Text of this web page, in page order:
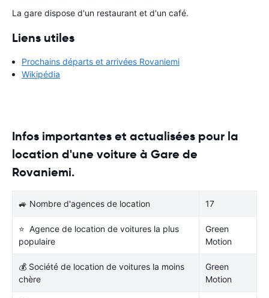
La gare dispose d'un restaurant et d'un café.
Liens utiles
Prochains départs et arrivées Rovaniemi
Wikipédia
Infos importantes et actualisées pour la
location d'une voiture à Gare de
Rovaniemi.
🚙 Nombre d'agences de location 17
⭐ Agence de location de voitures la plus
populaire
Green
Motion
💰 Société de location de voitures la moins
chère
Green
Motion